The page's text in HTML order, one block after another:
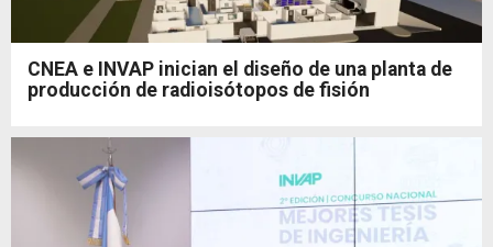
CNEA e INVAP inician el diseño de una planta de
producción de radioisótopos de fisión